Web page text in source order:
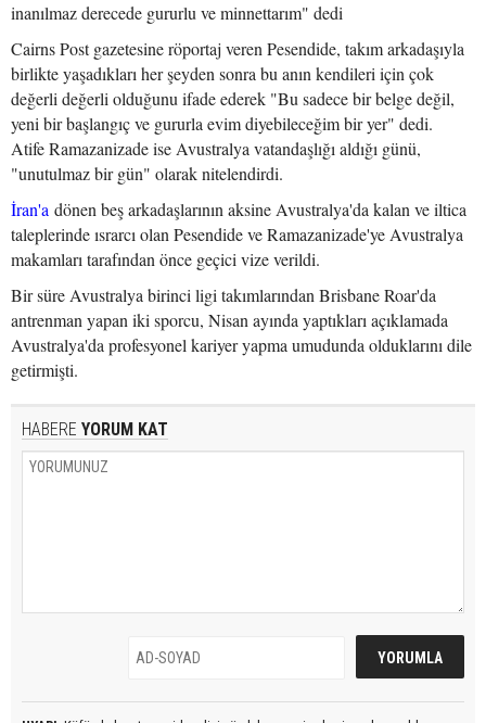
inanılmaz derecede gururlu ve minnettarım" dedi
Cairns Post gazetesine röportaj veren Pesendide, takım arkadaşıyla
birlikte yaşadıkları her şeyden sonra bu anın kendileri için çok
değerli değerli olduğunu ifade ederek "Bu sadece bir belge değil,
yeni bir başlangıç ve gururla evim diyebileceğim bir yer" dedi.
Atife Ramazanizade ise Avustralya vatandaşlığı aldığı günü,
"unutulmaz bir gün" olarak nitelendirdi.
İran'a dönen beş arkadaşlarının aksine Avustralya'da kalan ve iltica
taleplerinde ısrarcı olan Pesendide ve Ramazanizade'ye Avustralya
makamları tarafından önce geçici vize verildi.
Bir süre Avustralya birinci ligi takımlarından Brisbane Roar'da
antrenman yapan iki sporcu, Nisan ayında yaptıkları açıklamada
Avustralya'da profesyonel kariyer yapma umudunda olduklarını dile
getirmişti.
HABERE YORUM KAT